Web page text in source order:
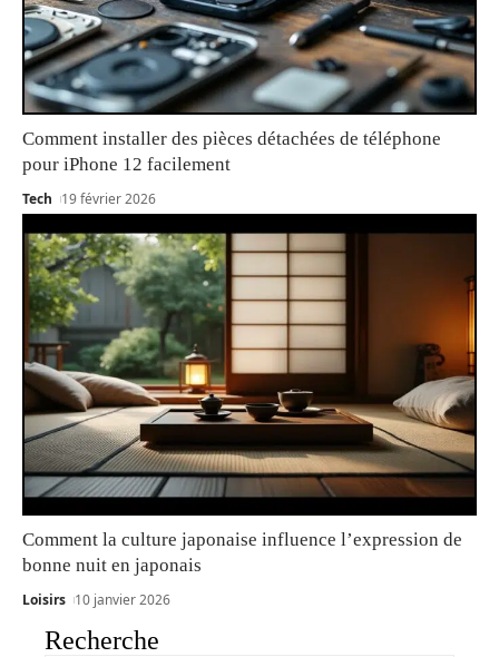
Comment installer des pièces détachées de téléphone
pour iPhone 12 facilement
Tech 19 février 2026
Comment la culture japonaise influence l’expression de
bonne nuit en japonais
Loisirs 10 janvier 2026
Recherche